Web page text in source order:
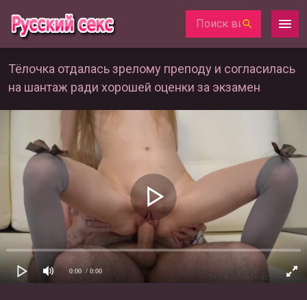
Тёлочка отдалась зрелому преподу и согласилась
на шантаж ради хорошей оценки за экзамен
0:00 / 0:00